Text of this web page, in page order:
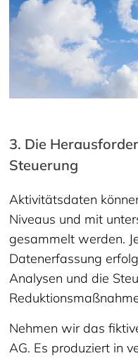
3. Die
Steuerung
Aktivitätsdaten
Niveaus und mit
gesammelt werden.
Datenerfassung
Analysen und die
Nehmen wir das
AG. Es produziert in